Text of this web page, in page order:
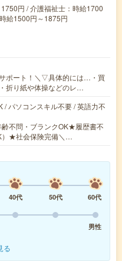
円 / 介護福祉士：時給1700
給1500円～1875円
ポート！＼▽具体的には…・買
折り紙や体操などのレ…
/ パソコンスキル不要 / 英語力不
不問・ブランクOK★履歴書不
）★社会保険完備＼…
40代 50代
60代
男性
る